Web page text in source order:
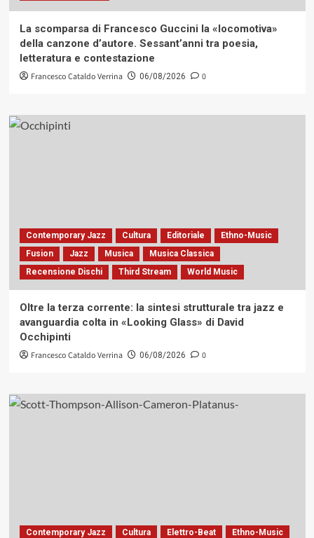
La scomparsa di Francesco Guccini la «locomotiva»
della canzone d’autore. Sessant’anni tra poesia,
letteratura e contestazione
Francesco Cataldo Verrina 06/08/2026 0
Contemporary Jazz Cultura Editoriale
Ethno-Music
Fusion
Jazz Musica
Musica Classica
Recensione Dischi
Third Stream World Music
Oltre la terza corrente: la sintesi strutturale tra jazz e
avanguardia colta in «Looking Glass» di David
Occhipinti
Francesco Cataldo Verrina 06/08/2026 0
Contemporary Jazz Cultura Elettro-Beat
Ethno-Music